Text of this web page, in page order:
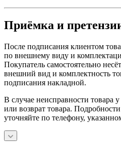
Приёмка и
После подписания клиентом
по внешнему виду и
Покупатель самостоятельно
внешний вид и комплектность
подписания накладной.
В случае неисправности товара
или возврат товара.
уточняйте по телефону,